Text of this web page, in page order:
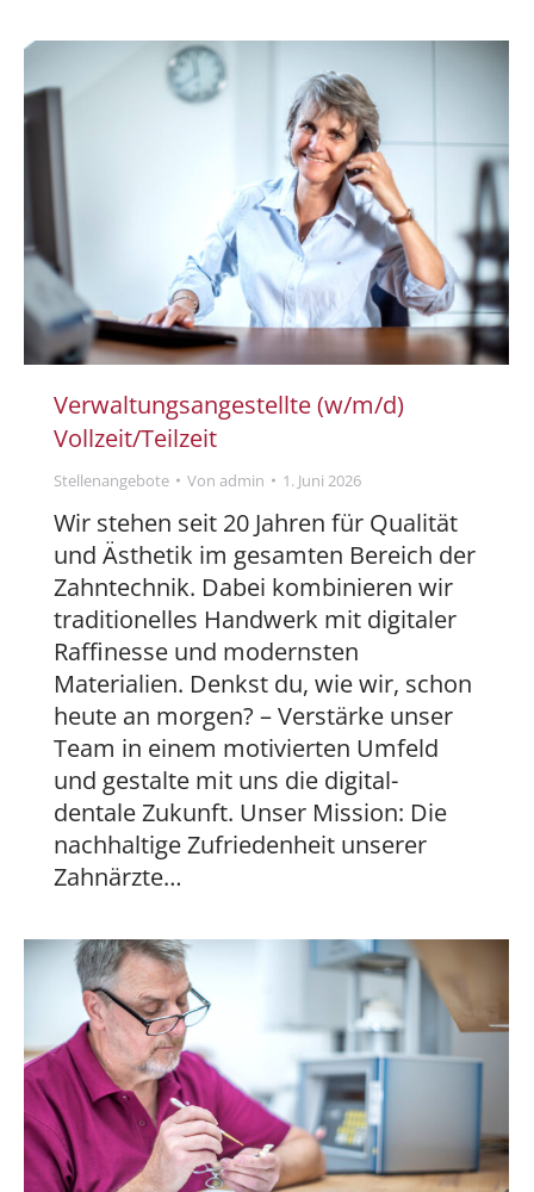
Verwaltungsangestellte (w/m/d)
Vollzeit/Teilzeit
Stellenangebote Von admin 1. Juni 2026
Wir stehen seit 20 Jahren für Qualität
und Ästhetik im gesamten Bereich der
Zahntechnik. Dabei kombinieren wir
traditionelles Handwerk mit digitaler
Raffinesse und modernsten
Materialien. Denkst du, wie wir, schon
heute an morgen? – Verstärke unser
Team in einem motivierten Umfeld
und gestalte mit uns die digital-
dentale Zukunft. Unser Mission: Die
nachhaltige Zufriedenheit unserer
Zahnärzte…